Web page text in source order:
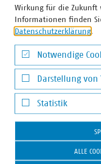
VKU-Stellungnahme
Reform des EU-
Position der
Deutschlands,
Wirkung für die Zukunft
Informationen finden
Datenschutzerklärung
Notwendige
Notwendige Cookies
Darstellung von
Darstellung von
Statistik
Statistik
ALLE